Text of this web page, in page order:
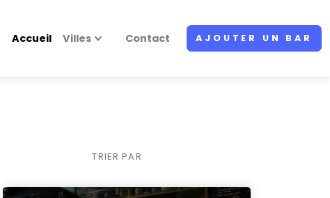
Accueil Villes Contact AJOUTER UN BAR
TRIER PAR